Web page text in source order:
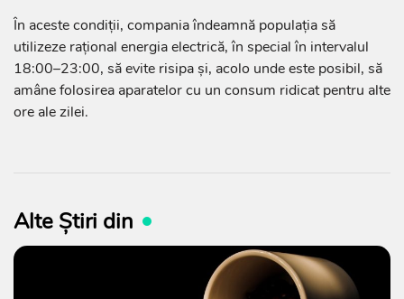
În aceste condiții, compania îndeamnă populația să
utilizeze rațional energia electrică, în special în intervalul
18:00–23:00, să evite risipa și, acolo unde este posibil, să
amâne folosirea aparatelor cu un consum ridicat pentru alte
ore ale zilei.
Alte Știri din